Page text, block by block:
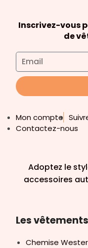
Inscrivez-vous
de
Mon compte
Contactez-nous
Adoptez le
accessoires
Les
Chemise